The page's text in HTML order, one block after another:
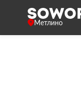
Метлино